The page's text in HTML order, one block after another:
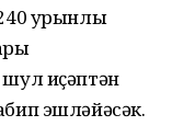
урынлыҡ
иҫәптән
эшләйәсәк.